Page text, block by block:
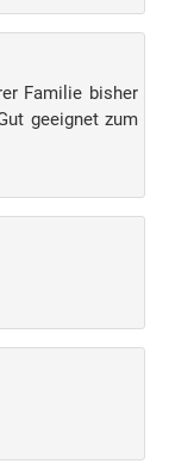
Familie bisher
geeignet zum